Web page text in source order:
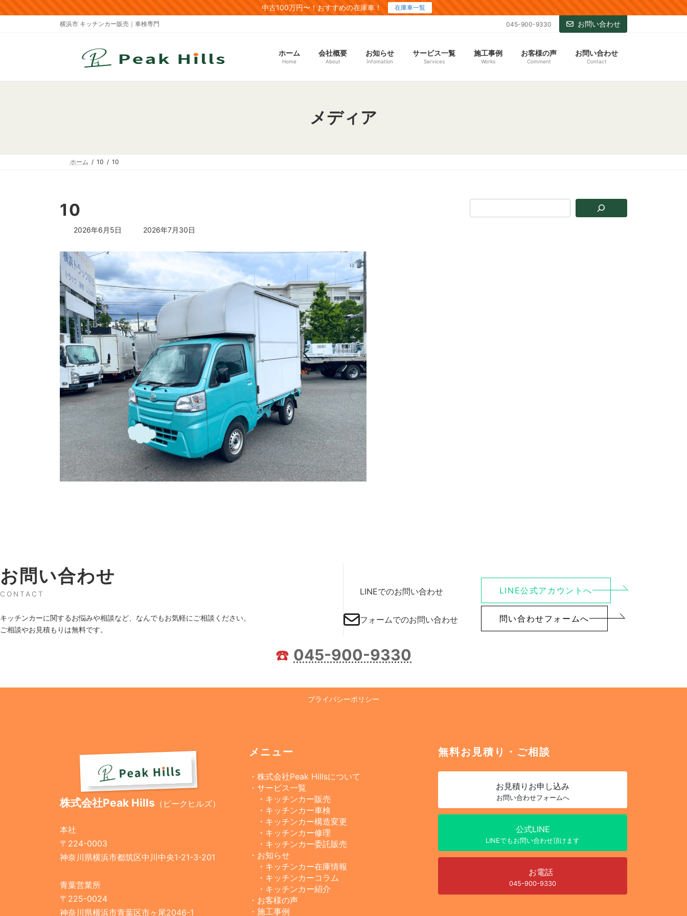
ン
キ
ビ
に
中古100万円〜！おすすめの在庫車！ 在庫車一覧
横浜市 キッチンカー販売｜車検専門 045-900-9330 お問い合わせ
ホーム
Home
会社概要
About
お知らせ
Infomation
サービス一覧
Services
施工事例
Works
お客様の声
Comment
お問い合わせ
Contact
メディア
ホーム 10 10
10
2026年6月5日
最
日
時
:
2026年7月30日
お問い合わせ
CONTACT
キッチンカーに関するお悩みや相談など、なんでもお気軽にご相談ください。
ご相談やお見積もりは無料です。
LINEでのお問い合わせ LINE公式アカウントへ
フォームでのお問い合わせ 問い合わせフォームへ
☎️ 045-900-9330
プライバシーポリシー
株式会社Peak Hills （ピークヒルズ）
本社
〒224-0003
神奈川県横浜市都筑区中川中央1-21-3-201
青葉営業所
〒225-0024
神奈川県横浜市青葉区市ヶ尾2046-1
メニュー
・株式会社Peak Hillsについて
・サービス一覧
・キッチンカー販売
・キッチンカー車検
・キッチンカー構造変更
・キッチンカー修理
・キッチンカー委託販売
・お知らせ
・キッチンカー在庫情報
・キッチンカーコラム
・キッチンカー紹介
・お客様の声
・施工事例
無料お見積り・ご相談
お見積り お申し込み
お問い合わせフォームへ
公式LINE
LINEでもお問い合わせ頂けます
お電話
045-900-9330